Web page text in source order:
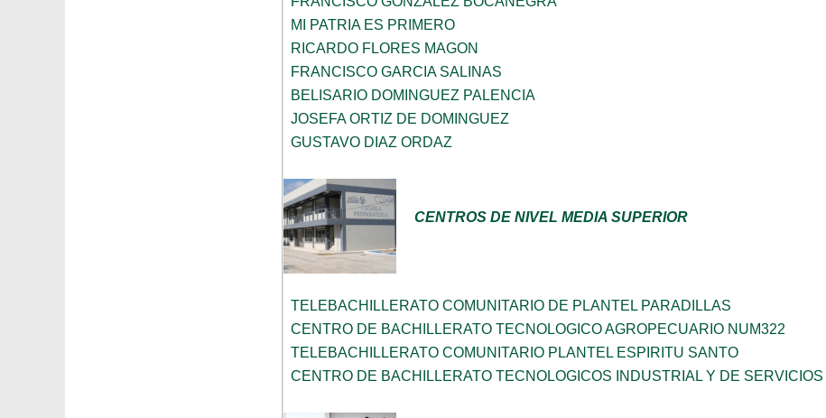
MI PATRIA ES PRIMERO
RICARDO FLORES MAGON
FRANCISCO GARCIA SALINAS
BELISARIO DOMINGUEZ PALENCIA
JOSEFA ORTIZ DE DOMINGUEZ
GUSTAVO DIAZ ORDAZ
CENTROS DE NIVEL MEDIA SUPERIOR
TELEBACHILLERATO COMUNITARIO DE PLANTEL PARADILLAS
CENTRO DE BACHILLERATO TECNOLOGICO AGROPECUARIO NUM322
TELEBACHILLERATO COMUNITARIO PLANTEL ESPIRITU SANTO
CENTRO DE BACHILLERATO TECNOLOGICOS INDUSTRIAL Y DE SERVICIOS